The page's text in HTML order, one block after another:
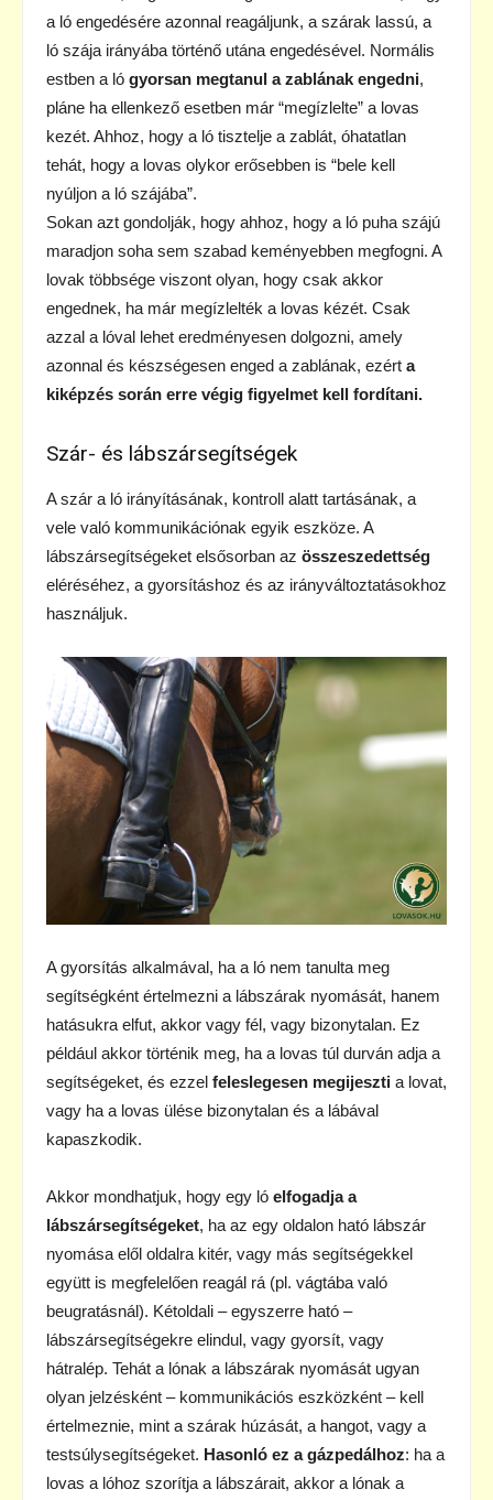
a ló engedésére azonnal reagáljunk, a szárak lassú, a
ló szája irányába történő utána engedésével. Normális
estben a ló gyorsan megtanul a zablának engedni,
pláne ha ellenkező esetben már “megízlelte” a lovas
kezét. Ahhoz, hogy a ló tisztelje a zablát, óhatatlan
tehát, hogy a lovas olykor erősebben is “bele kell
nyúljon a ló szájába”.
Sokan azt gondolják, hogy ahhoz, hogy a ló puha szájú
maradjon soha sem szabad keményebben megfogni. A
lovak többsége viszont olyan, hogy csak akkor
engednek, ha már megízlelték a lovas kézét. Csak
azzal a lóval lehet eredményesen dolgozni, amely
azonnal és készségesen enged a zablának, ezért a
kiképzés során erre végig figyelmet kell fordítani.
Szár- és lábszársegítségek
A szár a ló irányításának, kontroll alatt tartásának, a
vele való kommunikációnak egyik eszköze. A
lábszársegítségeket elsősorban az összeszedettség
eléréséhez, a gyorsításhoz és az irányváltoztatásokhoz
használjuk.
A gyorsítás alkalmával, ha a ló nem tanulta meg
segítségként értelmezni a lábszárak nyomását, hanem
hatásukra elfut, akkor vagy fél, vagy bizonytalan. Ez
például akkor történik meg, ha a lovas túl durván adja a
segítségeket, és ezzel feleslegesen megijeszti a lovat,
vagy ha a lovas ülése bizonytalan és a lábával
kapaszkodik.
Akkor mondhatjuk, hogy egy ló elfogadja a
lábszársegítségeket, ha az egy oldalon ható lábszár
nyomása elől oldalra kitér, vagy más segítségekkel
együtt is megfelelően reagál rá (pl. vágtába való
beugratásnál). Kétoldali – egyszerre ható –
lábszársegítségekre elindul, vagy gyorsít, vagy
hátralép. Tehát a lónak a lábszárak nyomását ugyan
olyan jelzésként – kommunikációs eszközként – kell
értelmeznie, mint a szárak húzását, a hangot, vagy a
testsúlysegítségeket. Hasonló ez a gázpedálhoz: ha a
lovas a lóhoz szorítja a lábszárait, akkor a lónak a